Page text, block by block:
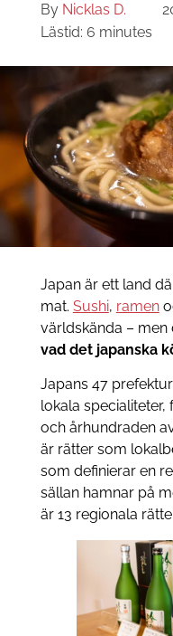
By Nicklas D.
Lästid: 6 minutes
Japan är ett land
mat. Sushi, ramen
världskända – men
vad det japanska
Japans 47
lokala
och århundraden
är rätter som
som definierar en
sällan hamnar på
är 13 regionala